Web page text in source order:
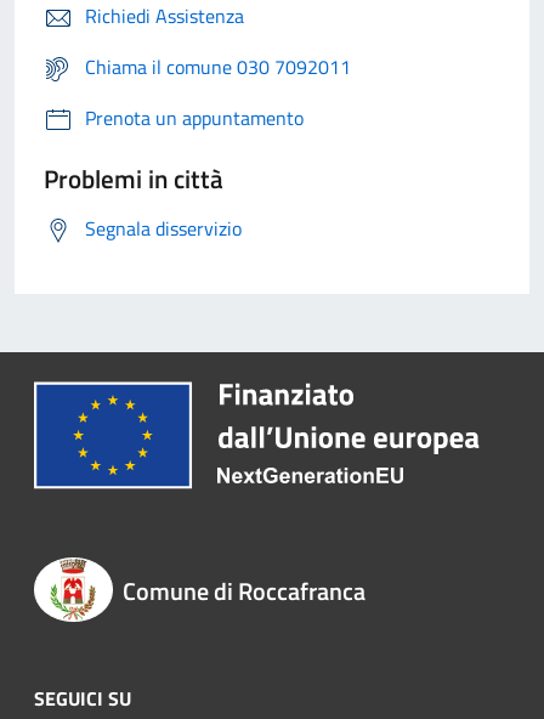
Richiedi Assistenza
Chiama il comune 030 7092011
Prenota un appuntamento
Problemi in città
Segnala disservizio
Comune di Roccafranca
SEGUICI SU